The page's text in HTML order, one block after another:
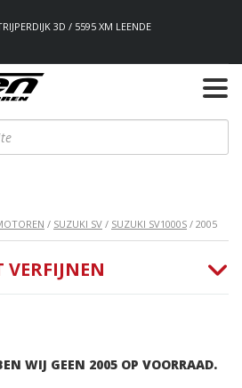
3D / 5595 XM LEENDE
/ SUZUKI SV / SUZUKI SV1000S / 2005
WIJ GEEN 2005 OP VOORRAAD.
VERFIJNEN